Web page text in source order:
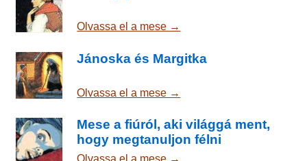
Olvassa el a mese →
Jánoska és Margitka
Olvassa el a mese →
Mese a fiúról, aki világgá ment,
hogy megtanuljon félni